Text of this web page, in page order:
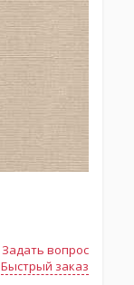
Задать вопрос
Быстрый заказ